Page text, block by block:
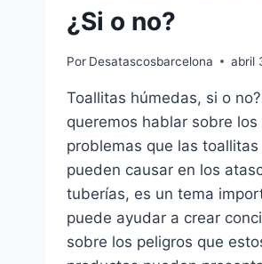
¿Si o no?
Por Desatascosbarcelona abril
Toallitas húmedas, si o
queremos hablar sobre los
problemas que las
pueden causar en los
tuberías, es un tema
puede ayudar a crear
sobre los peligros que